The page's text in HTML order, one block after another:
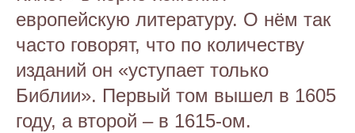
европейскую литературу. О нём так
часто говорят, что по количеству
изданий он «уступает только
Библии». Первый том вышел в 1605
году, а второй – в 1615-ом.